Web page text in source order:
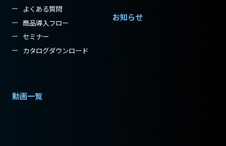
よくある質問
商品導入フロー
セミナー
カタログダウンロード
動画一覧
お知らせ